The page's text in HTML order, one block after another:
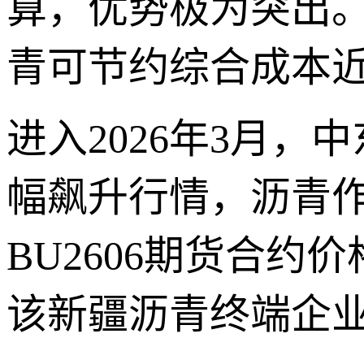
青可节约综合成本
进入2026年3月，
幅飙升行情，沥青
BU2606期货合约
该新疆沥青终端企